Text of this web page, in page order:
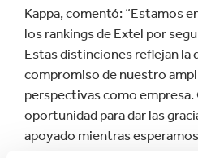
Kappa, comentó: “Estamos
los rankings de Extel por
Estas distinciones reflejan la
compromiso de nuestro
perspectivas como empresa.
oportunidad para dar las
apoyado mientras